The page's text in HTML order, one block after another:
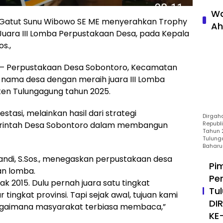
Sunu Wibowo SE ME menyerahkan Trophy
III Lomba Perpustakaan Desa, pada Kepala
– Perpustakaan Desa Sobontoro, Kecamatan
desa dengan meraih juara III Lomba
Tulungagung tahun 2025.
melainkan hasil dari strategi
Desa Sobontoro dalam membangun
S.Sos., menegaskan perpustakaan desa
lomba.
2015. Dulu pernah juara satu tingkat
provinsi. Tapi sejak awal, tujuan kami
masyarakat terbiasa membaca,”
Tahun